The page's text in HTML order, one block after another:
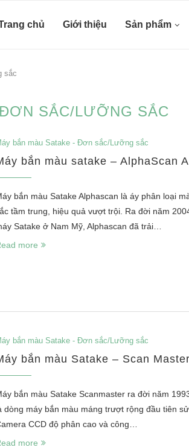
chủ Giới thiệu Sản phẩm
sắc
SẮC/LƯỠNG SẮC
bắn màu Satake - Đơn sắc/Lưỡng sắc
bắn màu satake – AlphaScan
bắn màu Satake Alphascan là áy phân loại
tầm trung, hiệu quả vượt trội. Ra đời năm
Satake ở Nam Mỹ, Alphascan đã trải…
more
bắn màu Satake - Đơn sắc/Lưỡng sắc
bắn màu Satake – Scan Master
bắn màu Satake Scanmaster ra đời năm
dòng máy bắn màu máng trượt rộng đầu tiên
CCD độ phân cao và công…
more